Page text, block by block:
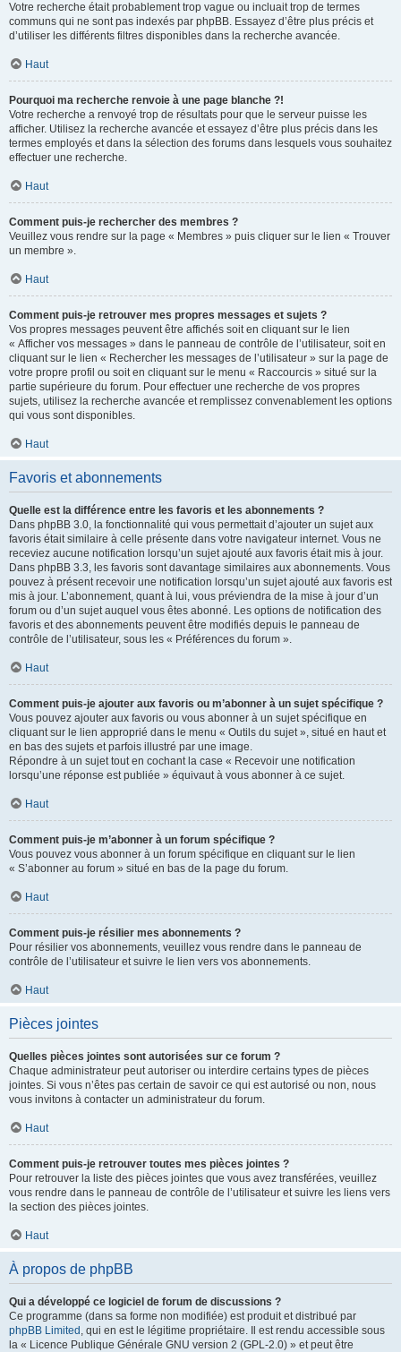
Votre recherche était probablement trop vague ou incluait trop de termes
communs qui ne sont pas indexés par phpBB. Essayez d’être plus précis et
d’utiliser les différents filtres disponibles dans la recherche avancée.
Haut
Pourquoi ma recherche renvoie à une page blanche ?!
Votre recherche a renvoyé trop de résultats pour que le serveur puisse les
afficher. Utilisez la recherche avancée et essayez d’être plus précis dans les
termes employés et dans la sélection des forums dans lesquels vous souhaitez
effectuer une recherche.
Haut
Comment puis-je rechercher des membres ?
Veuillez vous rendre sur la page « Membres » puis cliquer sur le lien « Trouver
un membre ».
Haut
Comment puis-je retrouver mes propres messages et sujets ?
Vos propres messages peuvent être affichés soit en cliquant sur le lien
« Afficher vos messages » dans le panneau de contrôle de l’utilisateur, soit en
cliquant sur le lien « Rechercher les messages de l’utilisateur » sur la page de
votre propre profil ou soit en cliquant sur le menu « Raccourcis » situé sur la
partie supérieure du forum. Pour effectuer une recherche de vos propres
sujets, utilisez la recherche avancée et remplissez convenablement les options
qui vous sont disponibles.
Haut
Favoris et abonnements
Quelle est la différence entre les favoris et les abonnements ?
Dans phpBB 3.0, la fonctionnalité qui vous permettait d’ajouter un sujet aux
favoris était similaire à celle présente dans votre navigateur internet. Vous ne
receviez aucune notification lorsqu’un sujet ajouté aux favoris était mis à jour.
Dans phpBB 3.3, les favoris sont davantage similaires aux abonnements. Vous
pouvez à présent recevoir une notification lorsqu’un sujet ajouté aux favoris est
mis à jour. L’abonnement, quant à lui, vous préviendra de la mise à jour d’un
forum ou d’un sujet auquel vous êtes abonné. Les options de notification des
favoris et des abonnements peuvent être modifiés depuis le panneau de
contrôle de l’utilisateur, sous les « Préférences du forum ».
Haut
Comment puis-je ajouter aux favoris ou m’abonner à un sujet spécifique ?
Vous pouvez ajouter aux favoris ou vous abonner à un sujet spécifique en
cliquant sur le lien approprié dans le menu « Outils du sujet », situé en haut et
en bas des sujets et parfois illustré par une image.
Répondre à un sujet tout en cochant la case « Recevoir une notification
lorsqu’une réponse est publiée » équivaut à vous abonner à ce sujet.
Haut
Comment puis-je m’abonner à un forum spécifique ?
Vous pouvez vous abonner à un forum spécifique en cliquant sur le lien
« S’abonner au forum » situé en bas de la page du forum.
Haut
Comment puis-je résilier mes abonnements ?
Pour résilier vos abonnements, veuillez vous rendre dans le panneau de
contrôle de l’utilisateur et suivre le lien vers vos abonnements.
Haut
Pièces jointes
Quelles pièces jointes sont autorisées sur ce forum ?
Chaque administrateur peut autoriser ou interdire certains types de pièces
jointes. Si vous n’êtes pas certain de savoir ce qui est autorisé ou non, nous
vous invitons à contacter un administrateur du forum.
Haut
Comment puis-je retrouver toutes mes pièces jointes ?
Pour retrouver la liste des pièces jointes que vous avez transférées, veuillez
vous rendre dans le panneau de contrôle de l’utilisateur et suivre les liens vers
la section des pièces jointes.
Haut
À propos de phpBB
Qui a développé ce logiciel de forum de discussions ?
Ce programme (dans sa forme non modifiée) est produit et distribué par
phpBB Limited , qui en est le légitime propriétaire. Il est rendu accessible sous
la « Licence Publique Générale GNU version 2 (GPL-2.0) » et peut être